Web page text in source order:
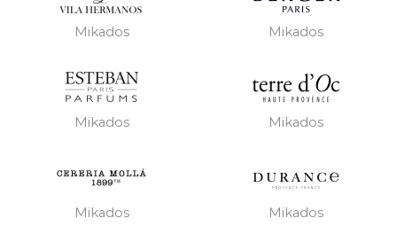
Mikados Mikados
Mikados Mikados
Mikados Mikados